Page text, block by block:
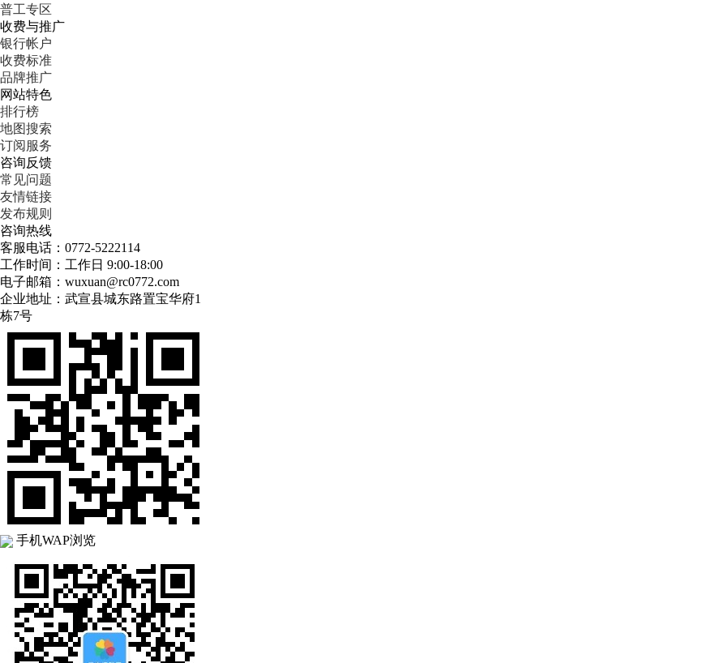
普工专区
收费与推广
银行帐户
收费标准
品牌推广
网站特色
排行榜
地图搜索
订阅服务
咨询反馈
常见问题
友情链接
发布规则
咨询热线
客服电话：0772-5222114
工作时间：工作日 9:00-18:00
电子邮箱：wuxuan@rc0772.com
企业地址：武宣县城东路置宝华府1
栋7号
手机WAP浏览